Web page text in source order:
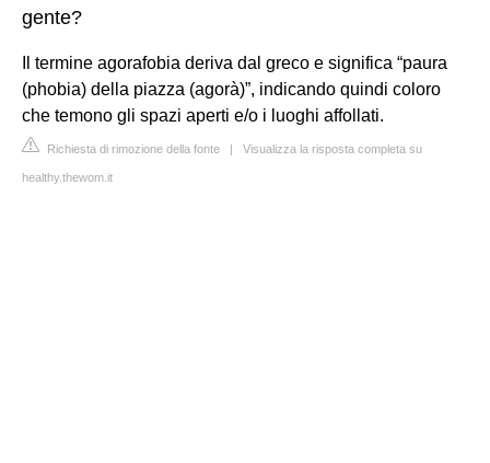
gente?
Il termine agorafobia deriva dal greco e significa “paura
(phobia) della piazza (agorà)”, indicando quindi coloro
che temono gli spazi aperti e/o i luoghi affollati.
Richiesta di rimozione della fonte | Visualizza la risposta completa su
healthy.thewom.it